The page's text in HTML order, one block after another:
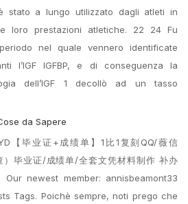
stato a lungo utilizzato dagli atleti in
loro prestazioni atletiche. 22 24 Fu
nel quale vennero identificate
l’IGF IGFBP, e di conseguenza la
dell’IGF 1 decollò ad un tasso
da Sapere
【毕业证+成绩单】1比1复刻QQ/薇信
）毕业证/成绩单/全套文凭材料制作 补办
newest member: annisbeamont33
Tags. Poichè sempre, noti prego che